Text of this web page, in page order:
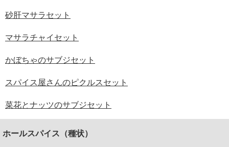
砂肝マサラセット
マサラチャイセット
かぼちゃのサブジセット
スパイス屋さんのピクルスセット
菜花とナッツのサブジセット
ホールスパイス（種状）